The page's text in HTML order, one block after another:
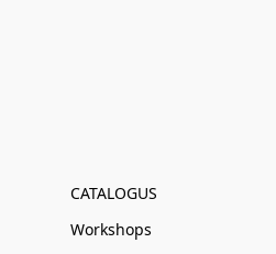
CATALOGUS
Workshops